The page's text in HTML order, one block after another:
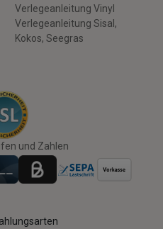
Verlegeanleitung Vinyl
Verlegeanleitung Sisal,
Kokos, Seegras
und Zahlen